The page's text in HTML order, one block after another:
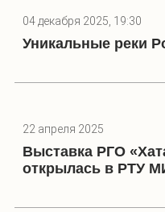
04 декабря 2025, 19:30
Уникальные реки
22 апреля 2025
Выставка РГО
открылась в РТУ